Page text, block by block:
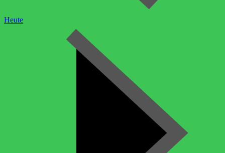
Heute